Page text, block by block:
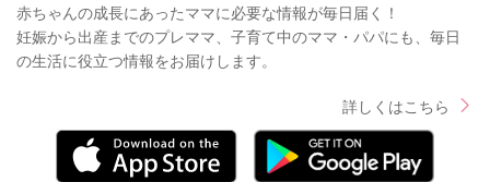
赤ちゃんの成長にあったママに必要な情報が毎日届く！
妊娠から出産までのプレママ、子育て中のママ・パパにも、毎日
の生活に役立つ情報をお届けします。
詳しくはこちら